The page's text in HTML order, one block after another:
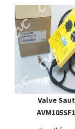
Valve